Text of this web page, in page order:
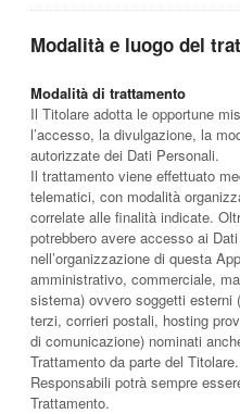
Modalità e luogo del
Modalità di trattamento
Il Titolare adotta le opportune
l’accesso, la divulgazione, la
autorizzate dei Dati Personali.
Il trattamento viene effettuato
telematici, con modalità
correlate alle finalità indicate.
potrebbero avere accesso ai
nell’organizzazione di questa
amministrativo, commerciale,
sistema) ovvero soggetti
terzi, corrieri postali, hosting
di comunicazione) nominati
Trattamento da parte del
Responsabili potrà sempre
Trattamento.